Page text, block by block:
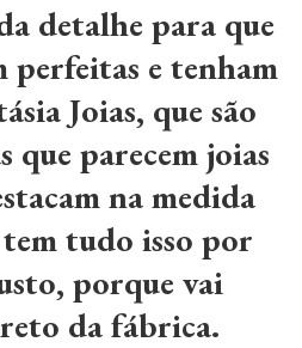
detalhe para que
perfeitas e tenham
Joias, que são
que parecem joias
na medida
tudo isso por
porque vai
da fábrica.